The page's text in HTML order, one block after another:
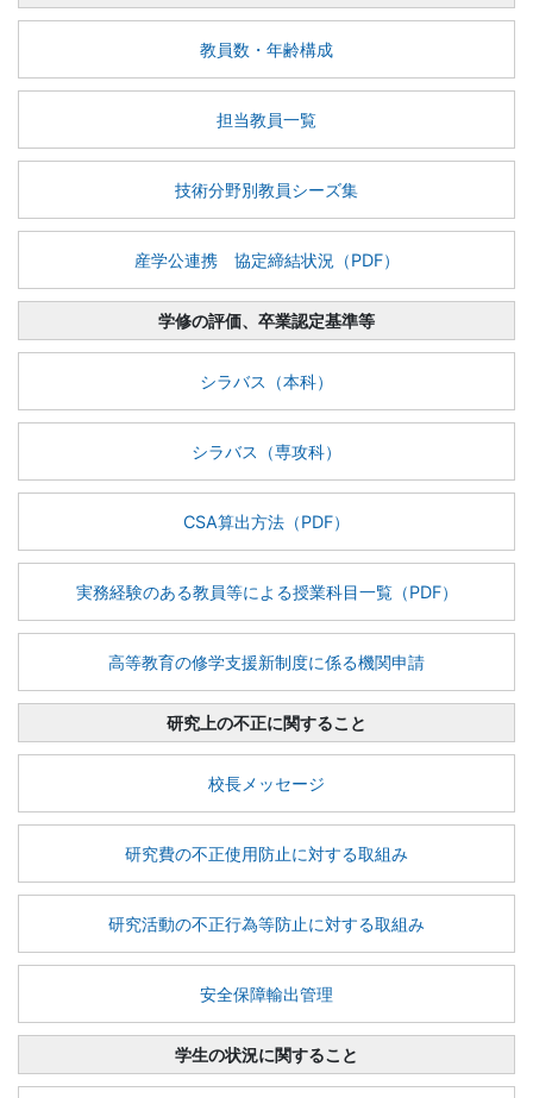
教員数・年齢構成
担当教員一覧
技術分野別教員シーズ集
産学公連携 協定締結状況（PDF）
学修の評価、卒業認定基準等
シラバス（本科）
シラバス（専攻科）
CSA算出方法（PDF）
実務経験のある教員等による授業科目一覧（PDF）
高等教育の修学支援新制度に係る機関申請
研究上の不正に関すること
校長メッセージ
研究費の不正使用防止に対する取組み
研究活動の不正行為等防止に対する取組み
安全保障輸出管理
学生の状況に関すること